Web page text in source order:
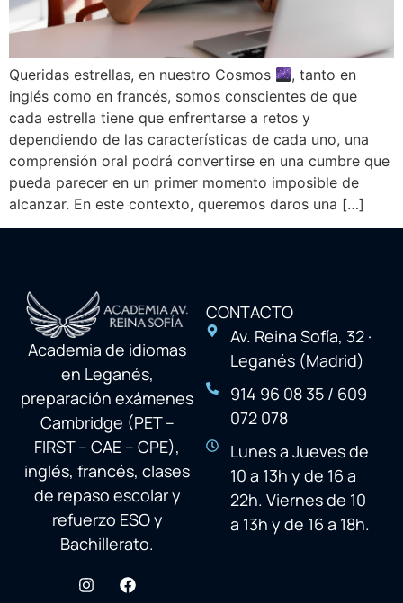
Queridas estrellas, en nuestro Cosmos
, tanto en
inglés como en francés, somos conscientes de que
cada estrella tiene que enfrentarse a retos y
dependiendo de las características de cada uno, una
comprensión oral podrá convertirse en una cumbre que
pueda parecer en un primer momento imposible de
alcanzar. En este contexto, queremos daros una […]
Academia de idiomas
en Leganés,
preparación exámenes
Cambridge (PET –
FIRST – CAE – CPE),
inglés, francés, clases
de repaso escolar y
refuerzo ESO y
Bachillerato.
CONTACTO
Av. Reina Sofía, 32 ·
Leganés (Madrid)
914 96 08 35 / 609
072 078
Lunes a Jueves de
10 a 13h y de 16 a
22h. Viernes de 10
a 13h y de 16 a 18h.